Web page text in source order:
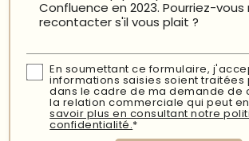
En soumettant ce formulaire,
informations saisies soient traitées
dans le cadre de ma demande de
la relation commerciale qui peut
savoir plus en consultant notre
confidentialité.*